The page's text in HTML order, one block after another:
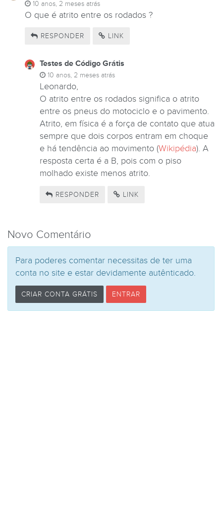
10 anos, 2 meses atrás
O que é atrito entre os rodados ?
RESPONDER LINK
Testes de Código Grátis
10 anos, 2 meses atrás
Leonardo,
O atrito entre os rodados significa o atrito
entre os pneus do motociclo e o pavimento.
Atrito, em física é a força de contato que atua
sempre que dois corpos entram em choque
e há tendência ao movimento (Wikipédia). A
resposta certa é a B, pois com o piso
molhado existe menos atrito.
RESPONDER LINK
Novo Comentário
Para poderes comentar necessitas de ter uma
conta no site e estar devidamente autênticado.
CRIAR CONTA GRÁTIS ENTRAR